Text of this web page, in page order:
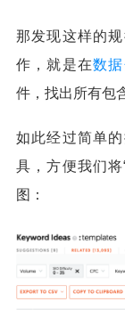
那发现这样的
作，就是在数
件，找出所有包
如此经过简单
具，方便我们将
图：